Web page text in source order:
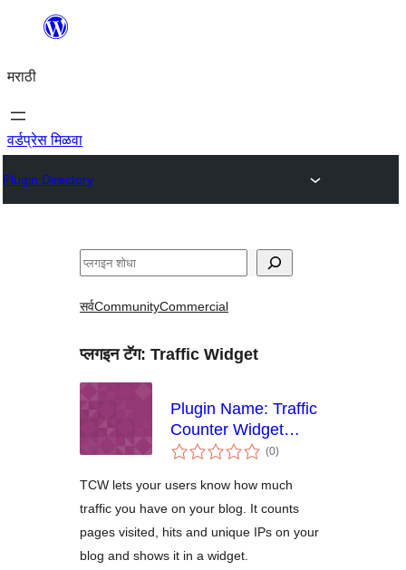
सामुग्रीवर
मराठी
वर्डप्रेस मिळवा
Plugin Directory
शोधा
सर्वCommunityCommercial
प्लगइन टॅग: Traffic Widget
Plugin Name: Traffic
Counter Widget
Plugin
(0एकूण
मूल्यांकन
)
TCW lets your users know how much
traffic you have on your blog. It counts
pages visited, hits and unique IPs on your
blog and shows it in a widget.